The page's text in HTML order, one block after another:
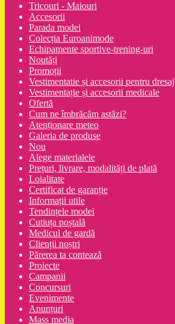
Tricouri - Maiouri
Accesorii
Parada modei
Colecția Euroanimode
Echipamente sportive-trening-uri
Noutăți
Promoții
Vestimentatie și accesorii pentru dresaj
Vestimentație și accesorii medicale
Ofertă
Cum ne îmbrăcăm astăzi?
Atenționare meteo
Galeria de produse
Nou
Alege materialele
Prețuri, livrare, modalități de plată
Loialitate
Certificat de garanție
Informații utile
Tendințele modei
Cutiuța poștală
Medicul de gardă
Clienții noștri
Părerea ta contează
Proiecte
Campanii
Concursuri
Evenimente
Anunțuri
Mass media